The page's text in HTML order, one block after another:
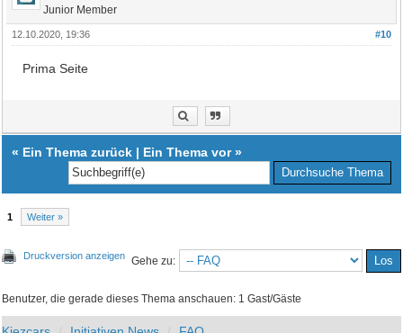
Junior Member
#10
12.10.2020, 19:36
Prima Seite
« Ein Thema zurück | Ein Thema vor»
1 Weiter »
Druckversion anzeigen Gehe zu:
Benutzer, die gerade dieses Thema anschauen: 1 Gast/Gäste